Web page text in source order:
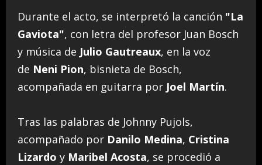
Durante el acto, se interpretó la canción "La
Gaviota", con letra del profesor Juan Bosch
y música de Julio Gautreaux, en la voz
de Neni Pion, bisnieta de Bosch,
acompañada en guitarra por Joel Martín.
Tras las palabras de Johnny Pujols,
acompañado por Danilo Medina, Cristina
Lizardo y Maribel Acosta, se procedió a